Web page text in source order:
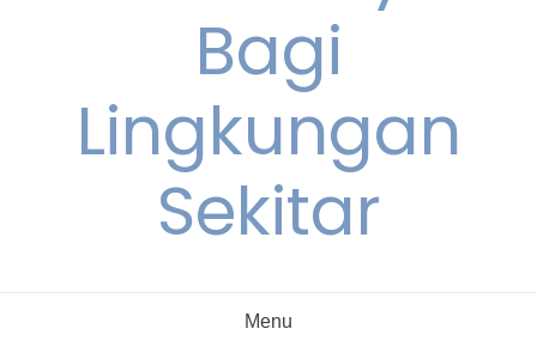
Bagi
Lingkungan
Sekitar
Menu